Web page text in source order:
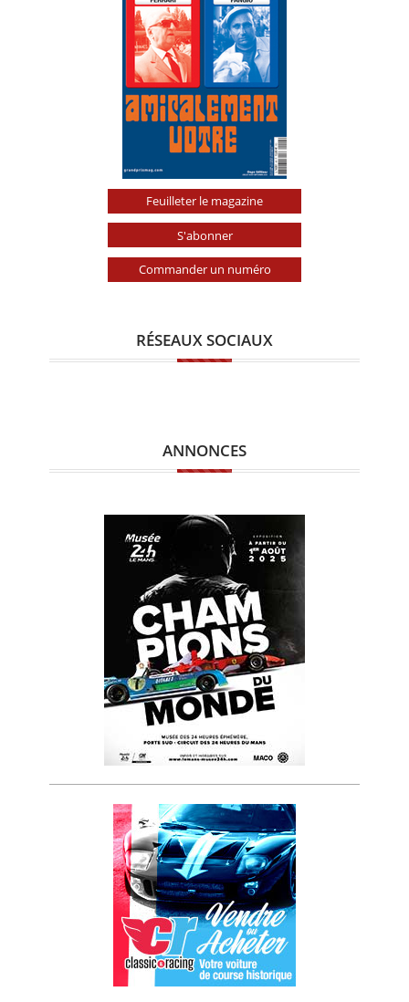
Feuilleter le magazine
S'abonner
Commander un numéro
RÉSEAUX SOCIAUX
ANNONCES